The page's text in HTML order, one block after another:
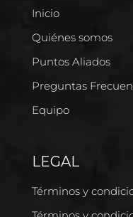
Inicio
Quiénes somos
Puntos Aliados
Preguntas
Equipo
LEGAL
Términos y